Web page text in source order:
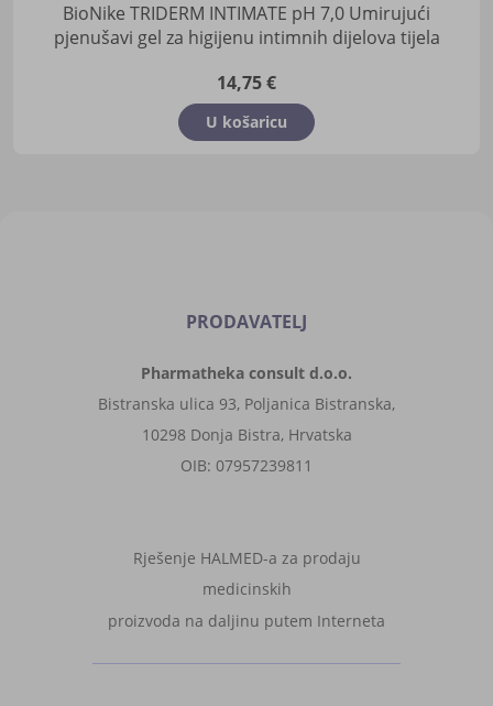
BioNike TRIDERM INTIMATE pH 7,0 Umirujući
pjenušavi gel za higijenu intimnih dijelova tijela
14,75 €
U košaricu
PRODAVATELJ
Pharmatheka consult d.o.o.
Bistranska ulica 93, Poljanica Bistranska,
10298 Donja Bistra, Hrvatska
OIB: 07957239811
Rješenje HALMED-a za prodaju
medicinskih
proizvoda na daljinu putem Interneta